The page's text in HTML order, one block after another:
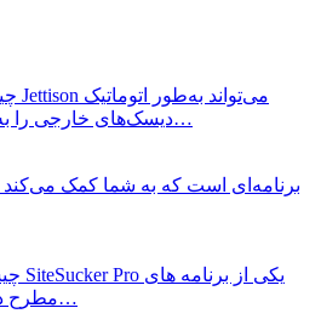
دیسک‌های خارجی را به‌هنگام خاموش شدن…
مطرح دانلود سایت برای مک…